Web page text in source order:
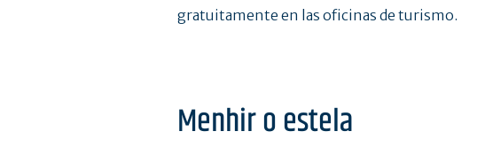
gratuitamente en las oficinas de turismo.
Menhir o estela